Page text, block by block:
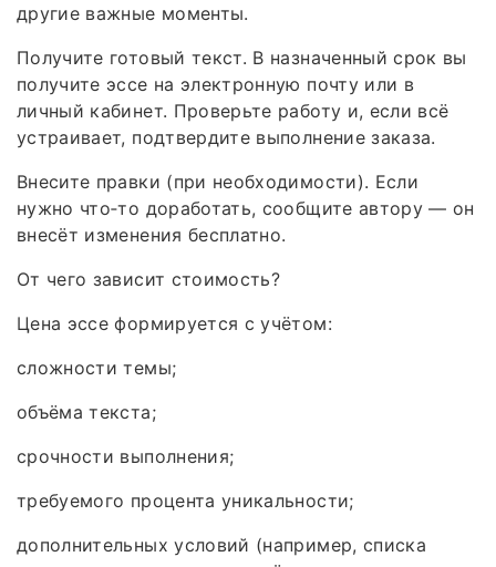
другие важные моменты.
Получите готовый текст. В назначенный срок вы
получите эссе на электронную почту или в
личный кабинет. Проверьте работу и, если всё
устраивает, подтвердите выполнение заказа.
Внесите правки (при необходимости). Если
нужно что‑то доработать, сообщите автору — он
внесёт изменения бесплатно.
От чего зависит стоимость?
Цена эссе формируется с учётом:
сложности темы;
объёма текста;
срочности выполнения;
требуемого процента уникальности;
дополнительных условий (например, списка